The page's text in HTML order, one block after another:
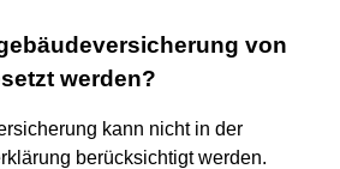
von
werden?
kann nicht in der
berücksichtigt werden.